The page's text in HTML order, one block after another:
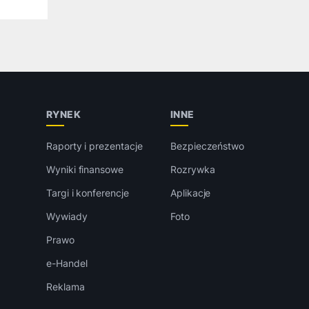
RYNEK
Raporty i prezentacje
Wyniki finansowe
Targi i konferencje
Wywiady
Prawo
e-Handel
Reklama
INNE
Bezpieczeństwo
Rozrywka
Aplikacje
Foto